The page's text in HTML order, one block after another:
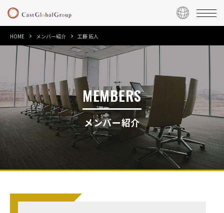
HOME メンバー紹介 工藤 拓人
MEMBERS
メンバー紹介